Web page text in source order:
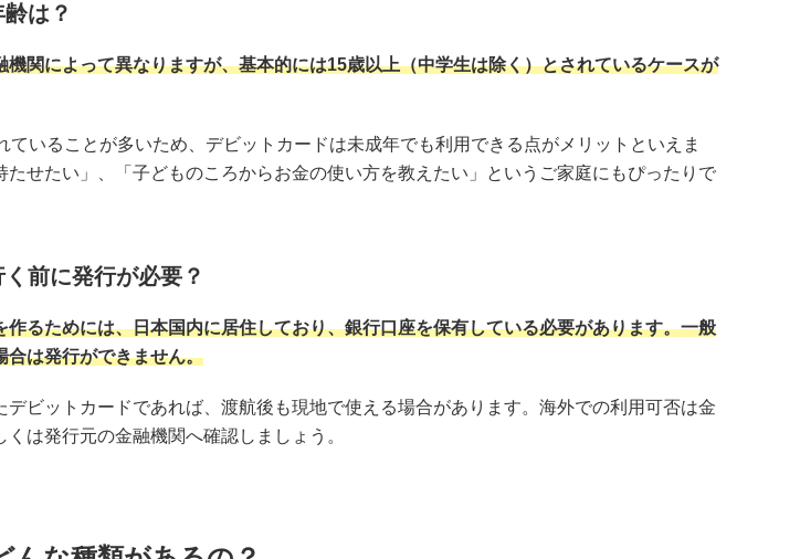
は？
関によって異なりますが、基本的には15歳以上（中学生は除く）とされているケースが
ていることが多いため、デビットカードは未成年でも利用できる点がメリットといえま
せたい」、「子どものころからお金の使い方を教えたい」というご家庭にもぴったりで
前に発行が必要？
るためには、日本国内に居住しており、銀行口座を保有している必要があります。一般
合は発行ができません。
ビットカードであれば、渡航後も現地で使える場合があります。海外での利用可否は金
は発行元の金融機関へ確認しましょう。